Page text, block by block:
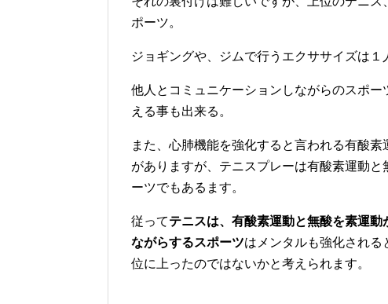
ポーツ。
ジョギングや、ジムで行うエクササイズは１
他人とコミュニケーションしながらのスポ
える事も出来る。
また、心肺機能を強化すると言われる有酸
がありますが、テニスプレーは有酸素運動
ーツでもあるます。
従ってテニスは、有酸素運動と無酸を素運
ながらするスポーツはメンタルも強化される
位に上ったのではないかと考えられます。